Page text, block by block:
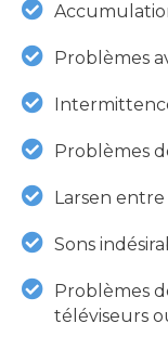
Problèmes
Problèmes
Larsen
Sons
Problèmes
téléviseurs